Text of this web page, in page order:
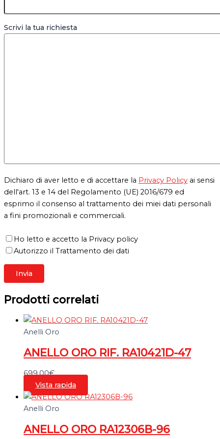
Scrivi la tua richiesta
Dichiaro di aver letto e di accettare la Privacy Policy ai sensi
dell'art. 13 e 14 del Regolamento (UE) 2016/679 ed
esprimo il consenso al trattamento dei miei dati personali
a fini promozionali e commerciali.
Ho letto e accetto la Privacy policy
Autorizzo il Trattamento dei dati
Prodotti correlati
Anelli Oro
ANELLO ORO RIF. RA10421D-47
699,00€
Vista rapida
Anelli Oro
ANELLO ORO RA12306B-96